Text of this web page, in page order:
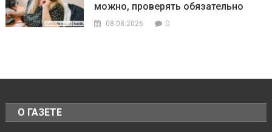
можно, проверять обязательно
08.08.2026 0
О ГАЗЕТЕ